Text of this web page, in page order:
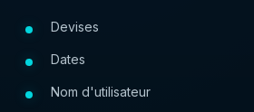
Devises
Dates
Nom d'utilisateur